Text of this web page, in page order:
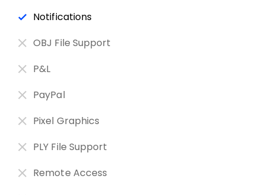
Notifications
OBJ File Support
P&L
PayPal
Pixel Graphics
PLY File Support
Remote Access